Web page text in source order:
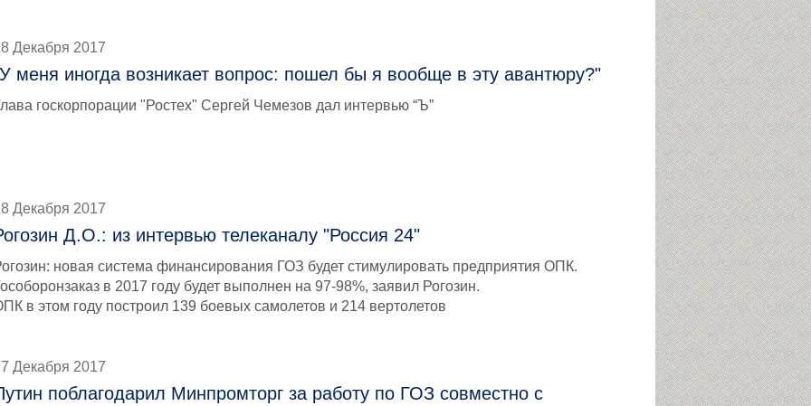
Декабря 2017
меня иногда возникает вопрос: пошел бы я вообще в эту авантюру?"
госкорпорации "Ростех" Сергей Чемезов дал интервью “Ъ”
Декабря 2017
Д.О.: из интервью телеканалу "Россия 24"
новая система финансирования ГОЗ будет стимулировать предприятия ОПК.
в 2017 году будет выполнен на 97-98%, заявил Рогозин.
в этом году построил 139 боевых самолетов и 214 вертолетов
Декабря 2017
поблагодарил Минпромторг за работу по ГОЗ совместно с